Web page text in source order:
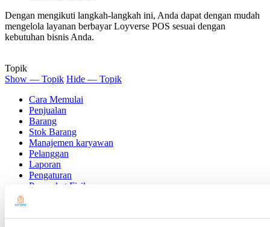
Dengan mengikuti langkah-langkah ini, Anda dapat dengan mudah
mengelola layanan berbayar Loyverse POS sesuai dengan
kebutuhan bisnis Anda.
Topik
Show — Topik Hide — Topik
Cara Memulai
Penjualan
Barang
Stok Barang
Manajemen karyawan
Pelanggan
Laporan
Pengaturan
Perangkat Fisik